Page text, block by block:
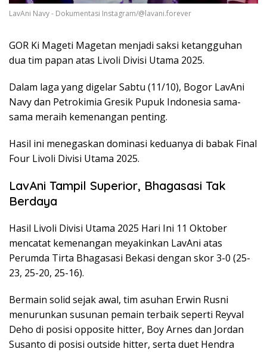
LavAni Navy - Dokumentasi Instagram/@lavani.forever
GOR Ki Mageti Magetan menjadi saksi ketangguhan
dua tim papan atas Livoli Divisi Utama 2025.
Dalam laga yang digelar Sabtu (11/10), Bogor LavAni
Navy dan Petrokimia Gresik Pupuk Indonesia sama-
sama meraih kemenangan penting.
Hasil ini menegaskan dominasi keduanya di babak Final
Four Livoli Divisi Utama 2025.
LavAni Tampil Superior, Bhagasasi Tak
Berdaya
Hasil Livoli Divisi Utama 2025 Hari Ini 11 Oktober
mencatat kemenangan meyakinkan LavAni atas
Perumda Tirta Bhagasasi Bekasi dengan skor 3-0 (25-
23, 25-20, 25-16).
Bermain solid sejak awal, tim asuhan Erwin Rusni
menurunkan susunan pemain terbaik seperti Reyval
Deho di posisi opposite hitter, Boy Arnes dan Jordan
Susanto di posisi outside hitter, serta duet Hendra